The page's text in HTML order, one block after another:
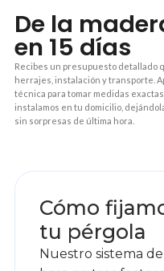
De la
en 15 días
Recibes un presupuesto detallado
herrajes, instalación y transporte.
técnica para tomar medidas
instalamos en tu domicilio,
sin sorpresas de última hora.
Cómo
tu pérgola
Nuestro sistema